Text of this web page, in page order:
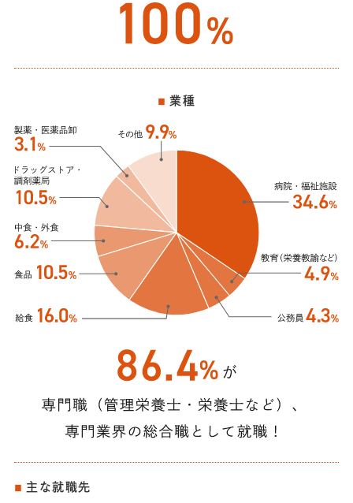
デザイン学科
ファッション造形学科
看護学部 看護学科
就職・資格
就職・資格TOP
管理栄養学科
子どもケア専攻＜養護教諭＞
児童発達教育専攻
映像メディア学科
デザイン学科
業種
主な就職先